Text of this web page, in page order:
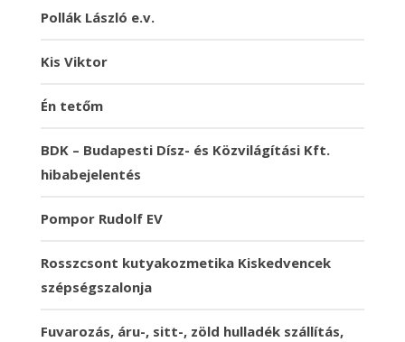
Pollák László e.v.
Kis Viktor
Én tetőm
BDK – Budapesti Dísz- és Közvilágítási Kft.
hibabejelentés
Pompor Rudolf EV
Rosszcsont kutyakozmetika Kiskedvencek
szépségszalonja
Fuvarozás, áru-, sitt-, zöld hulladék szállítás,